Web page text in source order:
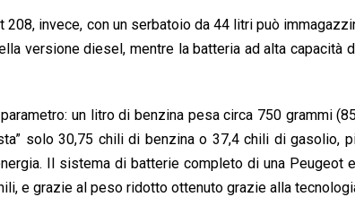
invece, con un serbatoio da 44 litri può
versione diesel, mentre la batteria ad alta capacità
un litro di benzina pesa circa 750 grammi
solo 30,75 chili di benzina o 37,4 chili di
Il sistema di batterie completo di una Peugeot
e grazie al peso ridotto ottenuto grazie alla